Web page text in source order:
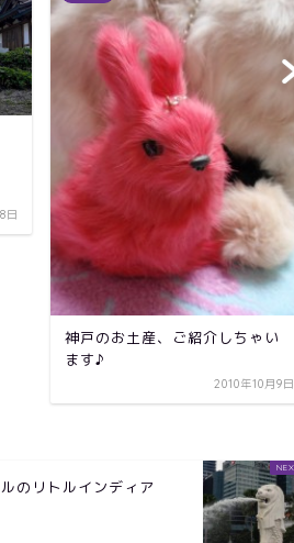
日
神戸のお土産、ご紹介しちゃい
ます♪
2010年10月9日
のリトルインディア